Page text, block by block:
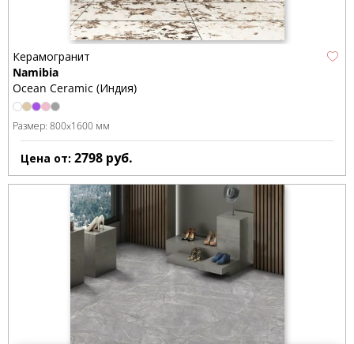
Керамогранит
Namibia
Ocean Ceramic (Индия)
Размер: 800x1600 мм
Цена от: 2798 руб.